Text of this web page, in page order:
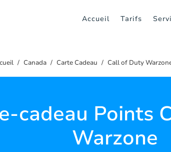
Accueil Tarifs
Canada Carte Cadeau Call of Duty
cadeau Points
Warzone